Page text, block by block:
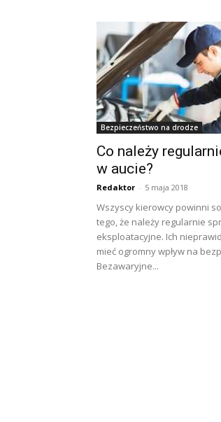
Bezpieczeństwo na drodze
Co należy
w aucie?
Redaktor - 5 maja 2018
Wszyscy kierowcy powinni
tego, że należy regularnie
eksploatacyjne. Ich
mieć ogromny wpływ na
Bezawaryjne...